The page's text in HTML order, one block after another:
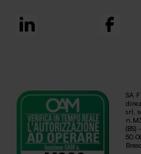
SA
srl,
(BS)